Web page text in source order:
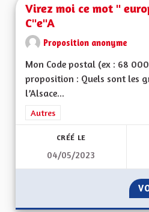
Virez moi ce mot "
C"e"A
Proposition anonyme
Mon Code postal (ex : 68
proposition : Quels sont les
l’Alsace...
Filtrer les résultats de la
Autres
CRÉÉ LE
04/05/2023